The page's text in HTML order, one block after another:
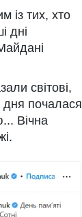
із тих, хто
дні
світові,
дня почалася
Вічна